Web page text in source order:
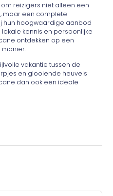
reizigers niet alleen een
maar een complete
hun hoogwaardige aanbod
kennis en persoonlijke
ontdekken op een
manier.
vakantie tussen de
en glooiende heuvels
dan ook een ideale